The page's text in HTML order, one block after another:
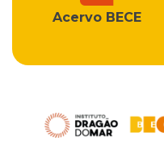
Acervo BECE